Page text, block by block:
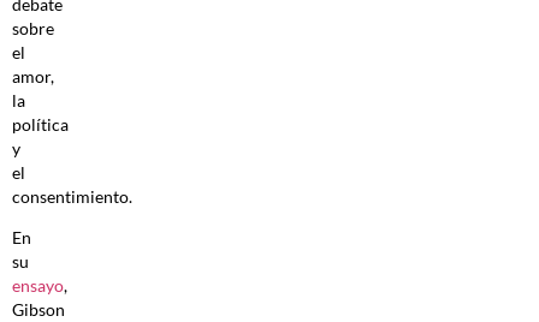
sobre
el
amor,
la
política
y
el
consentimiento.
En
su
ensayo,
Gibson